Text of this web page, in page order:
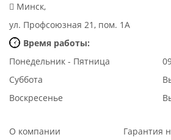
Минск,
ул. Профсоюзная 21, пом. 1А
Время работы:
Понедельник - Пятница
Суббота
Воскресенье
О компании
Гарантия